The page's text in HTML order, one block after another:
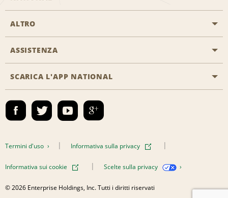
Inizia una prenotazione
Programmi business
Emerald Club Accedi
ALTRO
Offerte di lavoro
ASSISTENZA
Accessibilità
Contatti
SCARICA L'APP NATIONAL
Termini d'uso Informativa sulla privacy
Informativa sui cookie Scelte sulla privacy
© 2026 Enterprise Holdings, Inc. Tutti i diritti riservati